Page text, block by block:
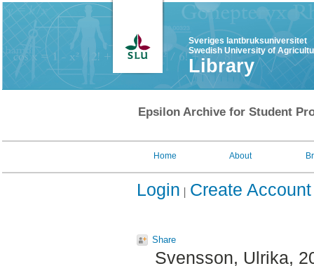
Sveriges lantbruksuniversitet
Swedish University of
Library
Epsilon Archive for Student
Home About
Login Create Account
Share
Svensson, Ulrika,